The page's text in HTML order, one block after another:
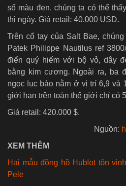
số màu đen, chúng ta có thể
thị ngày. Giá retail: 40.000 USD.
Trên cổ tay của Salt Bae,
Patek Philippe Nautilus ref
điển quý hiếm với bộ vỏ, dây
bằng kim cương. Ngoài ra, ba
ngọc lục bảo nằm ở vị trí 6,9 và
giới hạn trên toàn thế giới chỉ có
Giá retail: 420.000 $.
Nguồn:
XEM THÊM
Hai mẫu đồng hồ Hublot tôn
Pele